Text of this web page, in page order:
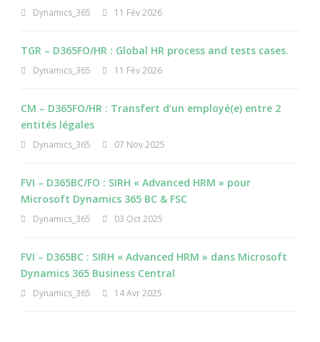
Dynamics_365 11 Fév 2026
TGR – D365FO/HR : Global HR process and tests cases.
Dynamics_365 11 Fév 2026
CM – D365FO/HR : Transfert d’un employé(e) entre 2
entités légales
Dynamics_365 07 Nov 2025
FVI – D365BC/FO : SIRH « Advanced HRM » pour
Microsoft Dynamics 365 BC & FSC
Dynamics_365 03 Oct 2025
FVI – D365BC : SIRH « Advanced HRM » dans Microsoft
Dynamics 365 Business Central
Dynamics_365 14 Avr 2025